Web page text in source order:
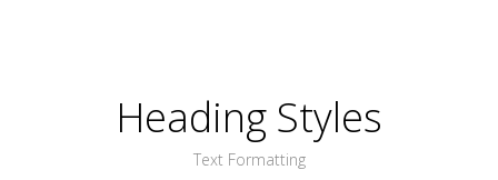
Heading Styles
Text Formatting